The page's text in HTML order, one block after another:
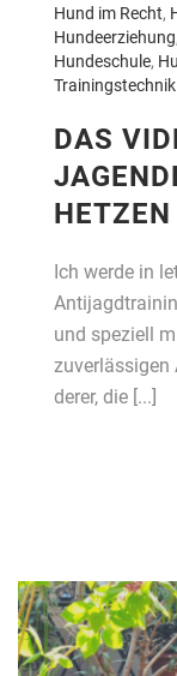
Hund im Recht,
Hundeerziehung
Hundeschule,
Trainingstechnik
DAS
HETZEN
Ich werde in
und speziell
zuverlässigen
derer, die [...]